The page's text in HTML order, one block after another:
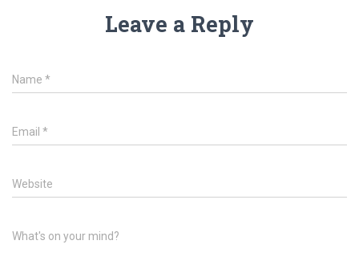
Leave a Reply
Name *
Email *
Website
What's on your mind?